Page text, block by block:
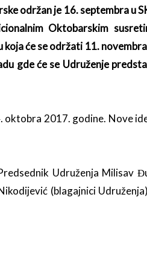
održan je 16. septembra u
Oktobarskim
će se održati 11.
gde će se Udruženje
oktobra 2017. godine. Nove
Udruženja Milisav
(blagajnici